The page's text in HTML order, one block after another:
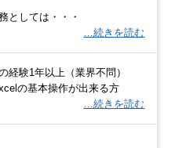
としては・・・
…続きを読む
経験1年以上（業界不問）
の基本操作が出来る方
…続きを読む